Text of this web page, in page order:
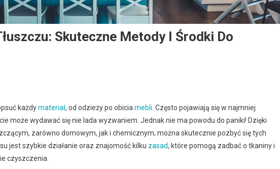
Skuteczne Metody I Środki Do
każdymateriał, od odzieży po obicia mebli . Często pojawiają się w najmniej
może wydawać się nie lada wyzwaniem. Jednak nie ma powodu do paniki! Dzięki
zarówno domowym, jak i chemicznym, można skutecznie pozbyć się tych
jest szybkie działanie oraz znajomość kilku zasad, które pomogą zadbać o tkaniny i
czyszczenia.